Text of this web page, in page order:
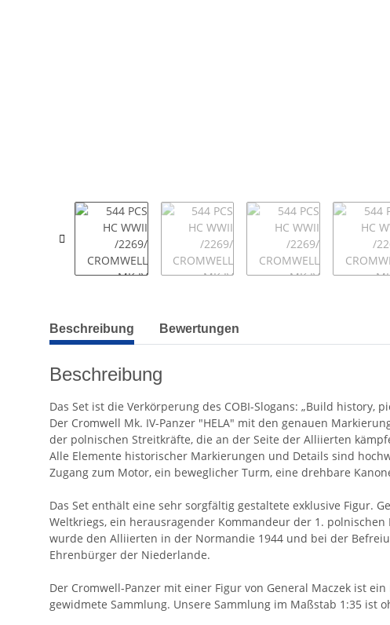
weitere Registerkarten anzeigen
Beschreibung Bewertungen
Beschreibung
Das Set ist die Verkörperung des COBI-Slogans: „Build history,
Der Cromwell Mk. IV-Panzer "HELA" mit den genauen
der polnischen Streitkräfte, die an der Seite der Alliierten
Alle Elemente historischer Markierungen und Details sind
Zugang zum Motor, ein beweglicher Turm, eine drehbare
Das Set enthält eine sehr sorgfältig gestaltete exklusive Figur.
Weltkriegs, ein herausragender Kommandeur der 1.
wurde den Alliierten in der Normandie 1944 und bei der
Ehrenbürger der Niederlande.
Der Cromwell-Panzer mit einer Figur von General Maczek ist
gewidmete Sammlung. Unsere Sammlung im Maßstab 1:35 ist